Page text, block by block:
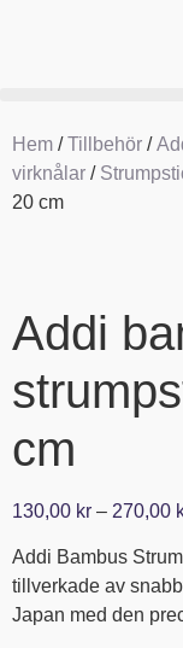
Hem /Tillbehör /
virknålar /
20 cm
Addi
cm
130,00 kr – 270,00
Addi Bambus
tillverkade av
Japan med den